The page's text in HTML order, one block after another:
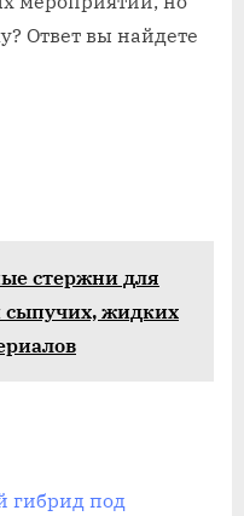
Ответ вы найдете
стержни для
жидких
гибрид под